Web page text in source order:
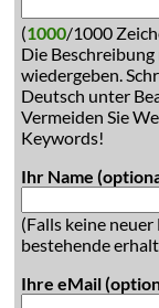
(1000/1000
Die
wiedergeben.
Deutsch unter
Vermeiden Sie
Keywords!
Ihr Name
(Falls keine
bestehende
Ihre eMail